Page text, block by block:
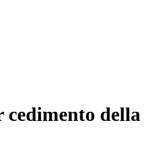
cedimento della